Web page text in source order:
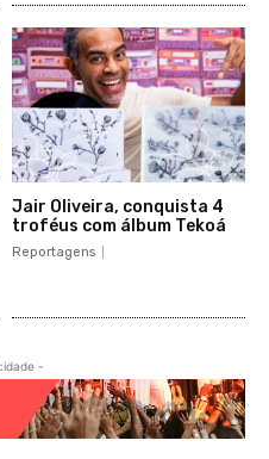
Jair Oliveira, conquista 4
troféus com álbum Tekoá
Reportagens
-